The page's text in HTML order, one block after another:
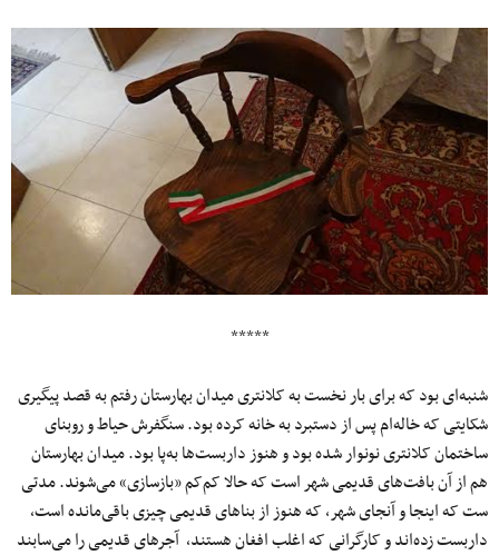
*****
شنبه‌ای بود که برای بار نخست به کلانتری میدان بهارستان رفتم به قصد پیگیری
شکایتی که خاله‌ام پس از دستبرد به خانه کرده بود. سنگفرش حیاط و روبنای
ساختمان کلانتری نونوار شده بود و هنوز داربست‌ها به‌پا بود. میدان بهارستان
هم از آن بافت‌های قدیمی شهر است که حالا کم‌کم «بازسازی» می‌شوند. مدتی
ست که اینجا و آنجای شهر، که هنوز از بناهای قدیمی چیزی باقی‌مانده است،
داربست زده‌اند و کارگرانی که اغلب افغان هستند، آجرهای قدیمی را می‌سابند